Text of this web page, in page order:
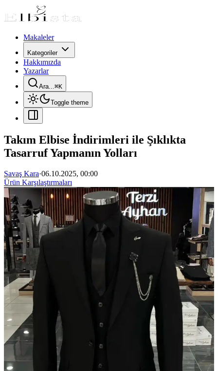
Makaleler
Kategoriler
Hakkımızda
Yazarlar
Ara...⌘K
Toggle theme
Takım Elbise İndirimleri ile Şıklıkta
Tasarruf Yapmanın Yolları
Savaş Kara·06.10.2025, 00:00
Ürün Karşılaştırmaları